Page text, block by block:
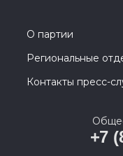
О партии
Региональные
Контакты пресс-
+7